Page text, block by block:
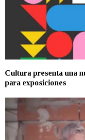
Cultura presenta una
para exposiciones